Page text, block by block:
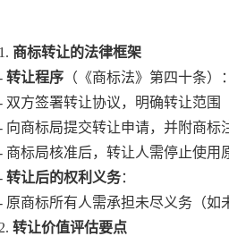
1. 商标转让的法律框架
转让程序 （《商标法》第四十条）：
双方签署转让协议，明确转让范围
向商标局提交转让申请，并附商标
商标局核准后，转让人需停止使用
转让后的权利义务：
原商标所有人需承担未尽义务（如
2. 转让价值评估要点